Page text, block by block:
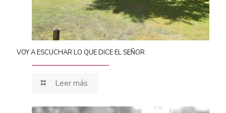
VOY A ESCUCHAR LO QUE DICE EL SEÑOR
Leer más